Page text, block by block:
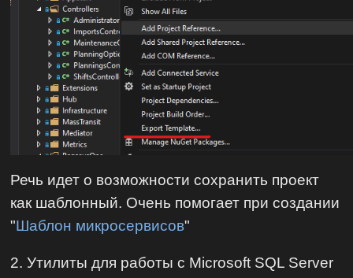
Речь идет о возможности сохранить проект
как шаблонный. Очень помогает при создании
"Шаблон микросервисов"
2. Утилиты для работы с Microsoft SQL Server